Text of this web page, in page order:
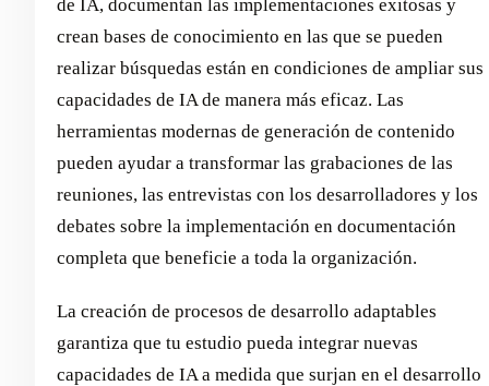
de IA, documentan las implementaciones exitosas y
crean bases de conocimiento en las que se pueden
realizar búsquedas están en condiciones de ampliar sus
capacidades de IA de manera más eficaz. Las
herramientas modernas de generación de contenido
pueden ayudar a transformar las grabaciones de las
reuniones, las entrevistas con los desarrolladores y los
debates sobre la implementación en documentación
completa que beneficie a toda la organización.
La creación de procesos de desarrollo adaptables
garantiza que tu estudio pueda integrar nuevas
capacidades de IA a medida que surjan en el desarrollo